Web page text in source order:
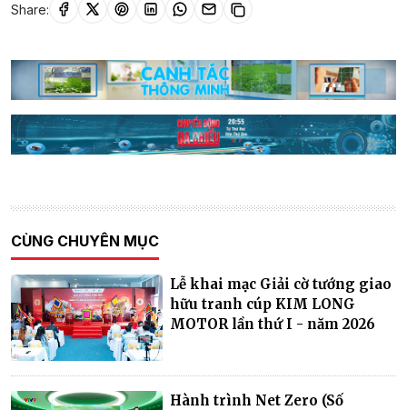
Share:
CÙNG CHUYÊN MỤC
Lễ khai mạc Giải cờ tướng giao
hữu tranh cúp KIM LONG
MOTOR lần thứ I - năm 2026
Hành trình Net Zero (Số